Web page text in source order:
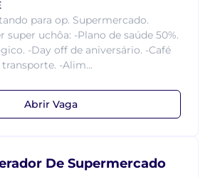
para op. Supermercado.
super uchôa: -Plano de saúde 50%.
-Day off de aniversário. -Café
-Alim...
Abrir Vaga
De Supermercado